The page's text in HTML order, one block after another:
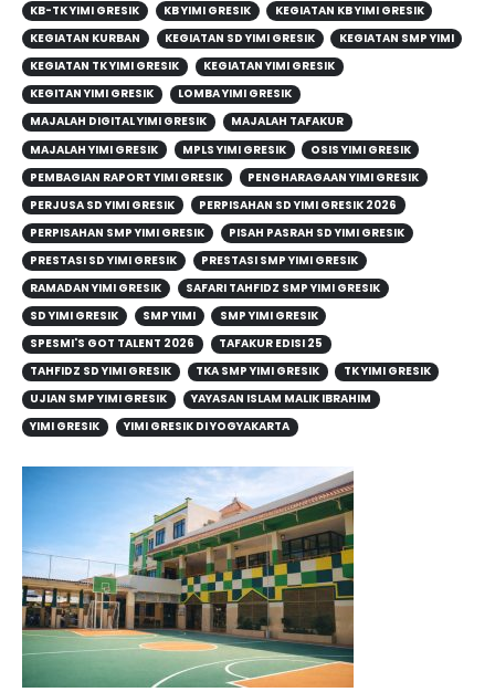
KB-TK YIMI GRESIK
KB YIMI GRESIK
KEGIATAN KB YIMI GRESIK
KEGIATAN KURBAN
KEGIATAN SD YIMI GRESIK
KEGIATAN SMP YIMI
KEGIATAN TK YIMI GRESIK
KEGIATAN YIMI GRESIK
KEGITAN YIMI GRESIK
LOMBA YIMI GRESIK
MAJALAH DIGITAL YIMI GRESIK
MAJALAH TAFAKUR
MAJALAH YIMI GRESIK
MPLS YIMI GRESIK
OSIS YIMI GRESIK
PEMBAGIAN RAPORT YIMI GRESIK
PENGHARAGAAN YIMI GRESIK
PERJUSA SD YIMI GRESIK
PERPISAHAN SD YIMI GRESIK 2026
PERPISAHAN SMP YIMI GRESIK
PISAH PASRAH SD YIMI GRESIK
PRESTASI SD YIMI GRESIK
PRESTASI SMP YIMI GRESIK
RAMADAN YIMI GRESIK
SAFARI TAHFIDZ SMP YIMI GRESIK
SD YIMI GRESIK
SMP YIMI
SMP YIMI GRESIK
SPESMI'S GOT TALENT 2026
TAFAKUR EDISI 25
TAHFIDZ SD YIMI GRESIK
TKA SMP YIMI GRESIK
TK YIMI GRESIK
UJIAN SMP YIMI GRESIK
YAYASAN ISLAM MALIK IBRAHIM
YIMI GRESIK
YIMI GRESIK DI YOGYAKARTA